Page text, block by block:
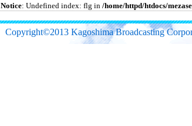
Notice: Undefined index: flg in /home/httpd/htdocs/
Copyright©2013 Kagoshima Broadcasting